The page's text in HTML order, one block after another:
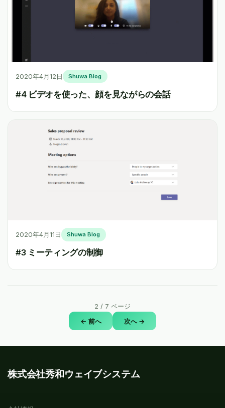
2020年4月12日 Shuwa Blog
#4 ビデオを使った、顔を見ながらの会話
2020年4月11日 Shuwa Blog
#3 ミーティングの制御
2 / 7 ページ
← 前へ
次へ →
株式会社秀和ウェイブシステム